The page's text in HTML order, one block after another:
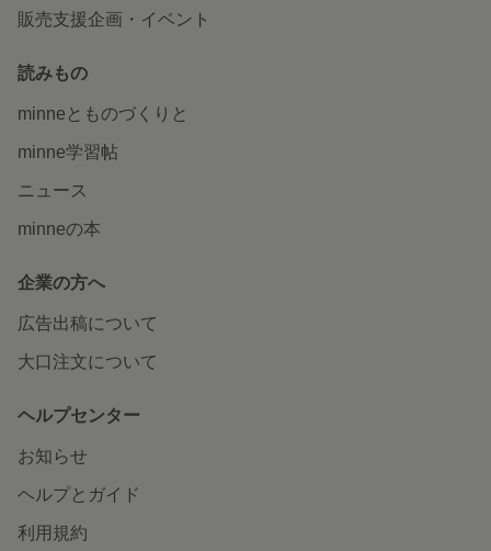
販売支援企画・イベント
読みもの
minneとものづくりと
minne学習帖
ニュース
minneの本
企業の方へ
広告出稿について
大口注文について
ヘルプセンター
お知らせ
ヘルプとガイド
利用規約